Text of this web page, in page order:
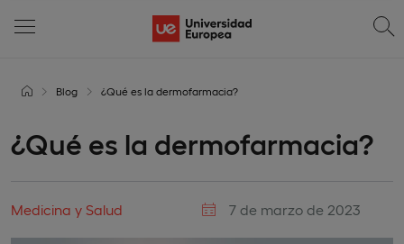
Blog ¿Qué es la dermofarmacia?
¿Qué es la dermofarmacia?
Medicina y Salud 7 de marzo de 2023